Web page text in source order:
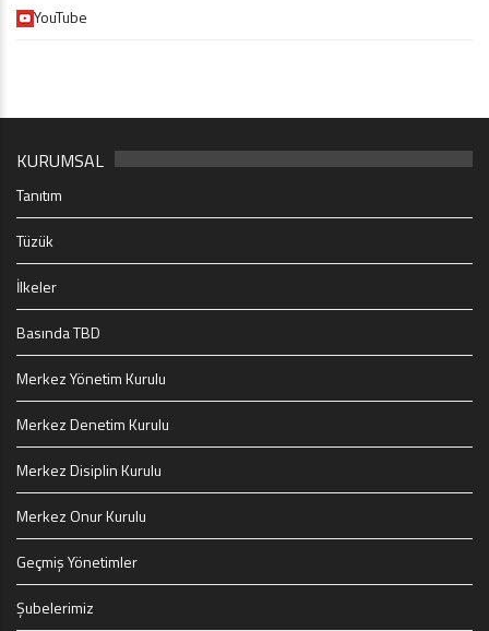
YouTube
KURUMSAL
Tanıtım
Tüzük
İlkeler
Basında TBD
Merkez Yönetim Kurulu
Merkez Denetim Kurulu
Merkez Disiplin Kurulu
Merkez Onur Kurulu
Geçmiş Yönetimler
Şubelerimiz